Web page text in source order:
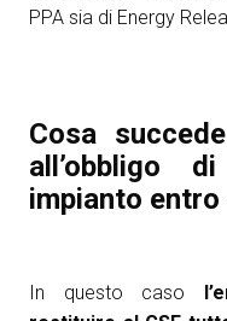
PPA sia di Energy
Cosa
all’obbligo
impianto entro
In questo caso